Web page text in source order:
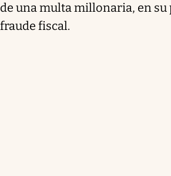
de una multa millonaria, en
fraude fiscal.